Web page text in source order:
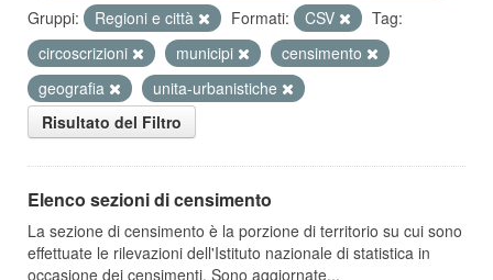
Gruppi:
Regioni e città Formati: CSV
Tag:
circoscrizioni
municipi
censimento
geografia
unita-urbanistiche
Risultato del Filtro
Elenco sezioni di censimento
La sezione di censimento è la porzione di territorio su cui sono
effettuate le rilevazioni dell'Istituto nazionale di statistica in
occasione dei censimenti. Sono aggiornate...